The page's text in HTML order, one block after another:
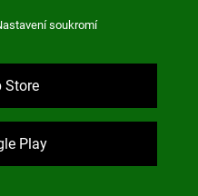
soukromí
Store
Play